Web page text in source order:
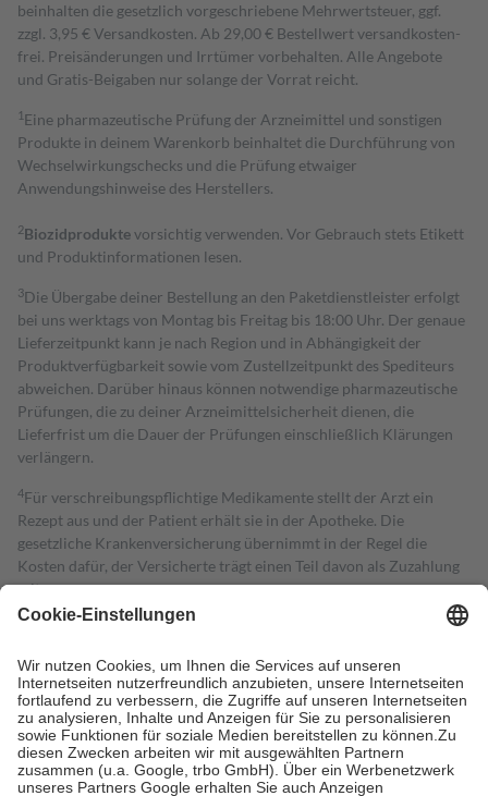
beinhalten die gesetzlich vorgeschriebene Mehrwertsteuer, ggf.
zzgl. 3,95 € Versandkosten. Ab 29,00 € Bestell­wert versand­kosten­
frei. Preisänderungen und Irrtümer vorbehalten. Alle Angebote
und Gratis-Beigaben nur solange der Vorrat reicht.
1 Eine pharmazeutische Prüfung der Arzneimittel und sonstigen
Produkte in deinem Warenkorb beinhaltet die Durchführung von
Wechselwirkungschecks und die Prüfung etwaiger
Anwendungshinweise des Herstellers.
2Biozidproduktevorsichtig verwenden. Vor Gebrauch stets Etikett
und Produktinformationen lesen.
3Die Übergabe deiner Bestellung an den Paketdienstleister erfolgt
bei uns werktags von Montag bis Freitag bis 18:00 Uhr. Der genaue
Lieferzeitpunkt kann je nach Region und in Abhängigkeit der
Produktverfügbarkeit sowie vom Zustellzeitpunkt des Spediteurs
abweichen. Darüber hinaus können notwendige pharmazeutische
Prüfungen, die zu deiner Arzneimittelsicherheit dienen, die
Lieferfrist um die Dauer der Prüfungen einschließlich Klärungen
verlängern.
4Für verschreibungspflichtige Medikamente stellt der Arzt ein
Rezept aus und der Patient erhält sie in der Apotheke. Die
gesetzliche Krankenversicherung übernimmt in der Regel die
Kosten dafür, der Versicherte trägt einen Teil davon als Zuzahlung
mit.
Grundsätzlich leisten Mitglieder Zuzahlungen in Höhe von zehn
höchstens zehn Euro.
Es sind jedoch nie mehr als die tatsächlichen
Kosten der Leistung zu entrichten.
Diese Regeln gelten grundsätzlich auch für Online-Apotheken.
Bei Heilmitteln und häuslicher Krankenpflege beträgt die
Zuzahlung zehn Prozent der Kosten sowie zehn Euro je
Verordnung.